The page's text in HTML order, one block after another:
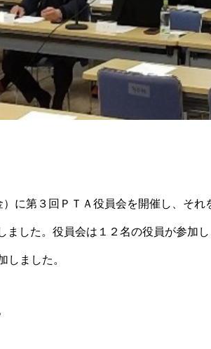
に第３回ＰＴＡ役員会を開催し、それ
ました。役員会は１２名の役員が参加
しました。